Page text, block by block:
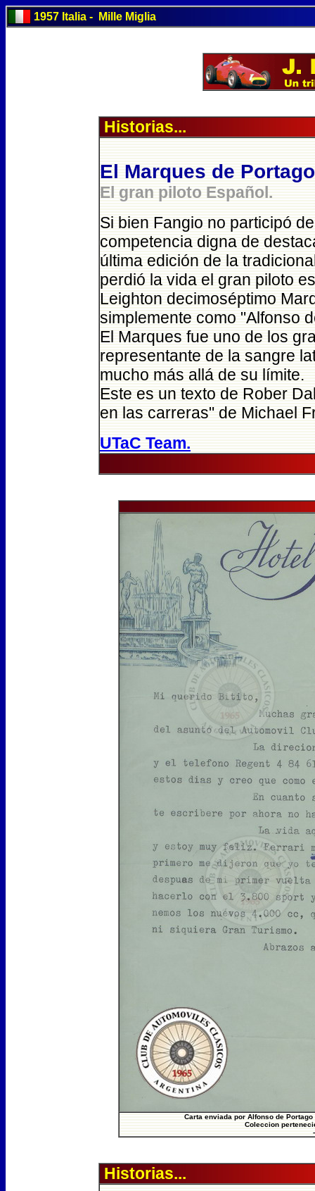
1957 Italia - Mille Miglia
Historias...
El Marques de
El gran piloto Español.
Si bien Fangio no participó
competencia digna de
última edición de la
perdió la vida el gran piloto
Leighton decimoséptimo
simplemente como "Alfonso
El Marques fue uno de los
representante de la sangre
mucho más allá de su límite.
Este es un texto de Rober
en las carreras" de Michael
UTaC Team.
Carta enviada por Alfonso de
Coleccion
Historias...